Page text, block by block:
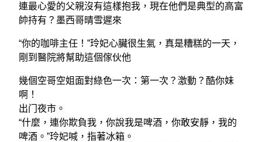
連最心愛的父親沒有這樣抱我，現在他們是典型的高富
帥持有？墨西哥晴雪遲來
“你的咖啡主任！”玲妃心臟很生氣，真是糟糕的一天，
剛到醫院將幫助這個傢伙他
幾個空哥空姐面對綠色一次：第一次？激動？酷你妹
啊！
出门夜市。
“什麼，連你欺負我，你說我是啤酒，你敢安靜，我的
啤酒。”玲妃喊，指著冰箱。